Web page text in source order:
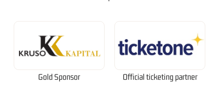
Gold Sponsor Official ticketing partner